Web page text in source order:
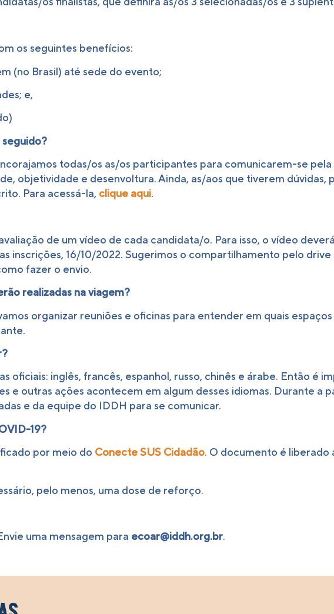
os seguintes benefícios:
(no Brasil) até sede do evento;
e,
todas/os as/os participantes para comunicarem-se
objetividade e desenvoltura. Ainda, as/aos que tiverem dúvidas,
Para acessá-la, clique aqui.
de um vídeo de cada candidata/o. Para isso, o vídeo
inscrições, 16/10/2022. Sugerimos o compartilhamento pelo drive
fazer o envio.
realizadas na viagem?
organizar reuniões e oficinas para entender em quais
oficiais: inglês, francês, espanhol, russo, chinês e árabe. Então é
e outras ações acontecem em algum desses idiomas. Durante a
e da equipe do IDDH para se comunicar.
19?
por meio do Conecte SUS Cidadão. O documento é liberado
pelo menos, uma dose de reforço.
uma mensagem para ecoar@iddh.org.br.